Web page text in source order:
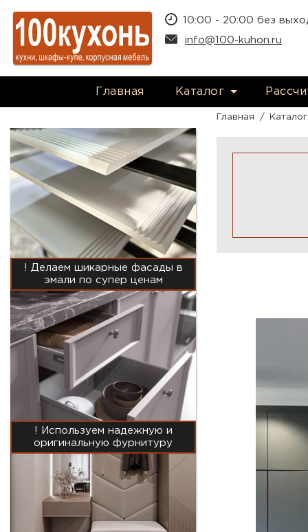
10:00 - 20:00 без
info@100-kuhon.ru
Главная Каталог
Главная / Каталог
! Делаем шикарные фасады в
эмали по супер ценам
! Используем надежную и
оригинальную фурнитуру